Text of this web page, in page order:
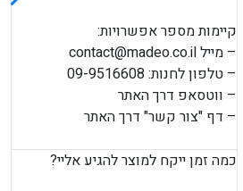
קיימות מספר אפשרויות:
– מיילcontact@madeo.co.il
– טלפון לחנות: 09-9516608
– ווטסאפ דרך האתר
– דף "צור קשר" דרך האתר
כמה זמן ייקח למוצר להגיע אליי?